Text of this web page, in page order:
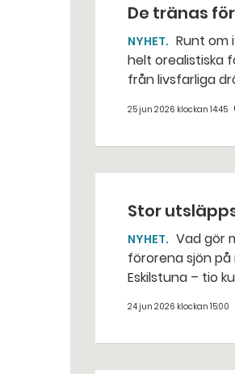
De tränas
NYHET
helt orealistiska
från livsfarliga
25 jun 2026 klockan 14:45
Stor
NYHET
förorena sjön på riktigt? Jo, man släpper ut popcorn i stället.
Eskilstuna – tio
24 jun 2026 klockan 15:00